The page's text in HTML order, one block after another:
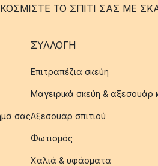
ΤΟ ΣΠΙΤΙ ΣΑΣ ΜΕ
σας
ΣΥΛΛΟΓΉ
Επιτραπέζια σκεύη
Μαγειρικά σκεύη & αξεσουάρ
Αξεσουάρ σπιτιού
Φωτισμός
Χαλιά & υφάσματα